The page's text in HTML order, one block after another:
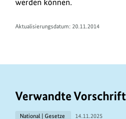
werden können.
Aktualisierungsdatum: 20.11.2014
Verwandte
National | Gesetze 14.11.2025